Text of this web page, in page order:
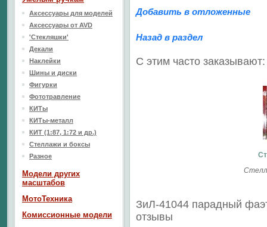
Добавить в отложенные
Назад в раздел
С этим часто заказывают:
ЗиЛ-41044 парадный
отзывы
Аксессуары для моделей
Аксессуары от AVD
'Стекляшки'
Декали
Наклейки
Шины и диски
Фигурки
Фототравление
КИТы
КИТы-металл
КИТ (1:87, 1:72 и др.)
Стеллажи и боксы
Разное
Модели других
масштабов
МотоТехника
Комиссионные модели